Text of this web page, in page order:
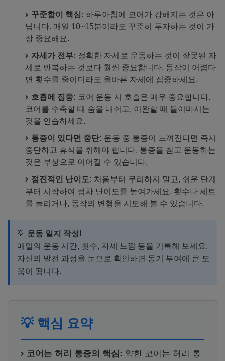
꾸준함이 핵심: 하루아침에 코어가 강해지는 것은 아
닙니다. 매일 10~15분이라도 꾸준히 투자하는 것이 가
장 중요해요.
자세가 전부: 정확한 자세로 운동하는 것이 잘못된 자
세로 반복하는 것보다 훨씬 중요합니다. 동작이 어렵다
면 횟수를 줄이더라도 올바른 자세에 집중하세요.
호흡에 집중: 코어 운동 시 호흡은 매우 중요합니다.
코어를 수축할 때 숨을 내쉬고, 이완할 때 들이마시는
것을 연습하세요.
통증이 있다면 중단: 운동 중 통증이 느껴진다면 즉시
중단하고 휴식을 취해야 합니다. 통증을 참고 운동하는
것은 부상으로 이어질 수 있습니다.
점진적인 난이도: 처음부터 무리하지 말고, 쉬운 단계
부터 시작하여 점차 난이도를 높여가세요. 횟수나 세트
를 늘리거나, 동작의 변형을 시도해 볼 수 있습니다.
💡 운동 일지 작성!
매일의 운동 시간, 횟수, 자세 느낌 등을 기록해 보세요.
자신의 발전 과정을 눈으로 확인하면 동기 부여에 큰 도
움이 됩니다.
💡 핵심 요약
코어는 허리 통증의 핵심: 약한 코어는 허리 통